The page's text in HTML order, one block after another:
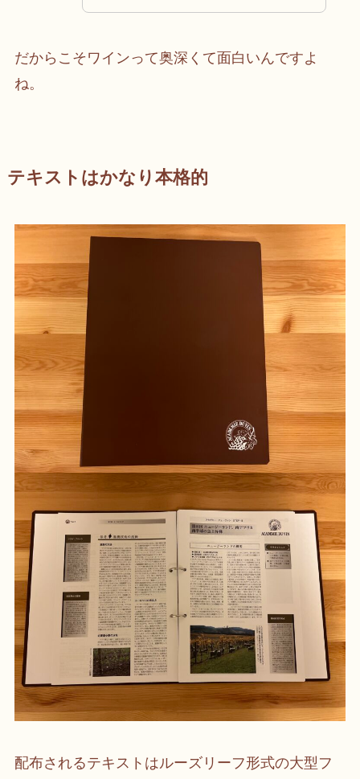
だからこそワインって奥深くて面白いんですよ
ね。
テキストはかなり本格的
配布されるテキストはルーズリーフ形式の大型フ